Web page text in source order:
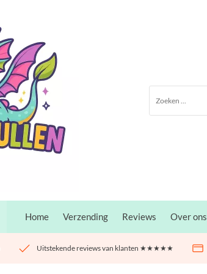
Home Verzending Reviews Over ons
Uitstekende reviews van klanten ★★★★★